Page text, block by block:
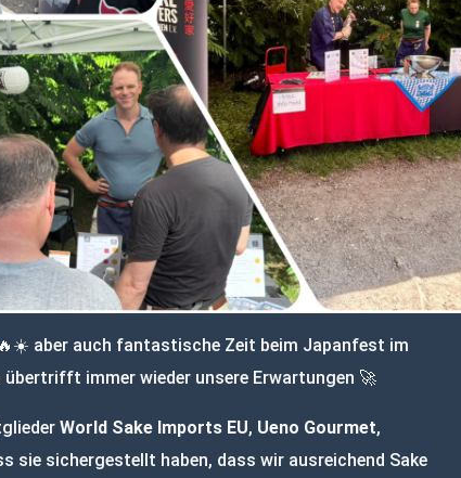
aber auch fantastische Zeit beim Japanfest im
immer wieder unsere Erwartungen 🚀
World Sake Imports EU, Ueno Gourmet,
sie sichergestellt haben, dass wir ausreichend Sake